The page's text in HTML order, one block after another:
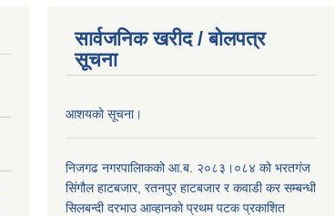
सार्वजनिक खरीद / बोलपत्र
सूचना
आशयको सूचना।
निजगढ नगरपालिाकको आ.ब. २०८३।०८४ को भरतगंज
सिंगौल हाटबजार, रतनपुर हाटबजार र कवाडी कर सम्बन्धी
सिलबन्दी दरभाउ आव्हानको प्रथम पटक प्रकाशित